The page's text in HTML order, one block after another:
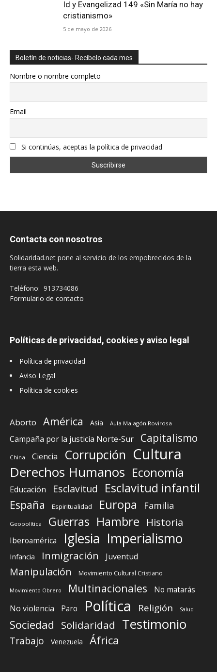
Id y Evangelizad 149 «Sin María no hay
cristianismo»
5 de mayo de 2026
Boletín de noticias- Recíbelo cada mes
Nombre o nombre completo
Email
Si continúas, aceptas la política de privacidad
Contacta con nosotros
Solidaridad.net pone al servicio de los empobrecidos de la
tierra esta web.
Teléfono: 913734086
Formulario de contacto
Políticas de privacidad, cookies y aviso legal
Política de privacidad
Aviso Legal
Política de cookies
Aborto América Asia Aula Malagón Rovirosa
Campaña por la justicia Norte-Sur Capitalismo
China Ciencia Corrupción Cultura
Derechos Humanos Economía
Educación Esclavitud Esclavitud infantil
España Espiritualidad Europa Familia
Geopolítica Guerras Hambre Historia
Iberoamérica Iglesia Imperialismo
Infancia Inmigración Juventud
Manipulación Movimiento Cultural Cristiano
Movimiento Obrero Multinacionales
No matarás
No violencia
Paro Política Religión Salud
Sociedad Solidaridad Testimonio
Trabajo Venezuela África